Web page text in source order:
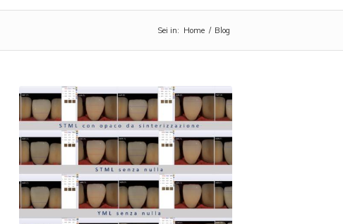
Sei in: Home / Blog